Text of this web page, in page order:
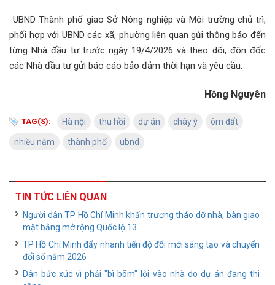
UBND Thành phố giao Sở Nông nghiệp và Môi trường chủ trì,
phối hợp với UBND các xã, phường liên quan gửi thông báo đến
từng Nhà đầu tư trước ngày 19/4/2026 và theo dõi, đôn đốc
các Nhà đầu tư gửi báo cáo bảo đảm thời hạn và yêu cầu.
Hồng Nguyên
TAG(S): Hà nội thu hồi dự án chây ỳ ôm đất
nhiều năm thành phố ubnd
TIN TỨC LIÊN QUAN
Người dân TP Hồ Chí Minh khẩn trương tháo dỡ nhà, bàn giao
mặt bằng mở rộng Quốc lộ 13
TP Hồ Chí Minh đẩy nhanh tiến độ đổi mới sáng tạo và chuyển
đổi số năm 2026
Dân bức xúc vì phải "bì bõm" lội vào nhà do dự án đang thi